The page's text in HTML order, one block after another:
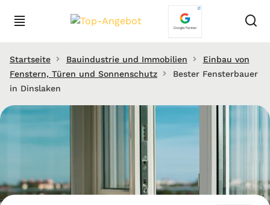
Startseite Bauindustrie und Immobilien
Einbau von
Fenstern, Türen und Sonnenschutz
Bester Fensterbauer
in Dinslaken